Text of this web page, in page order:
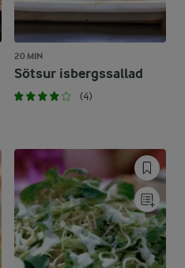
20 MIN
Sötsur isbergssallad
(4)